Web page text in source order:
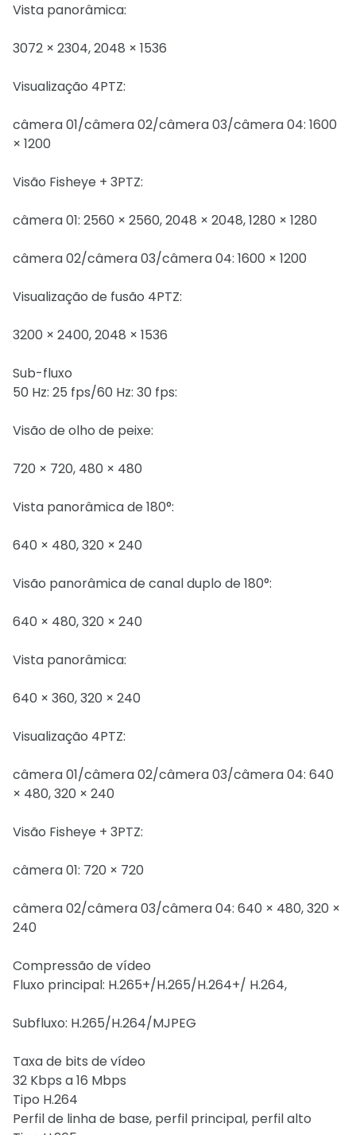
Vista panorâmica:
3072 × 2304, 2048 × 1536
Visualização 4PTZ:
câmera 01/câmera 02/câmera 03/câmera 04: 1600
× 1200
Visão Fisheye + 3PTZ:
câmera 01: 2560 × 2560, 2048 × 2048, 1280 × 1280
câmera 02/câmera 03/câmera 04: 1600 × 1200
Visualização de fusão 4PTZ:
3200 × 2400, 2048 × 1536
Sub-fluxo
50 Hz: 25 fps/60 Hz: 30 fps:
Visão de olho de peixe:
720 × 720, 480 × 480
Vista panorâmica de 180°:
640 × 480, 320 × 240
Visão panorâmica de canal duplo de 180°:
640 × 480, 320 × 240
Vista panorâmica:
640 × 360, 320 × 240
Visualização 4PTZ:
câmera 01/câmera 02/câmera 03/câmera 04: 640
× 480, 320 × 240
Visão Fisheye + 3PTZ:
câmera 01: 720 × 720
câmera 02/câmera 03/câmera 04: 640 × 480, 320 ×
240
Compressão de vídeo
Fluxo principal: H.265+/H.265/H.264+/ H.264,
Subfluxo: H.265/H.264/MJPEG
Taxa de bits de vídeo
32 Kbps a 16 Mbps
Tipo H.264
Perfil de linha de base, perfil principal, perfil alto